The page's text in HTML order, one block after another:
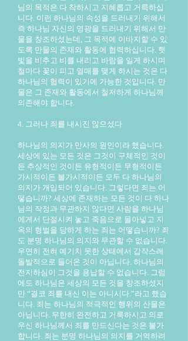
님의 목적은 다 착하시고 지혜롭고 거룩하십
니다. 이런 하나님의 속성을 드러내기 위해서
즉 하나님 자신의 영광을 드러내기 위해서 만
물을 창조하셨는데, 그 목적에 이바지할 수 있
도록 만물의 존재와 활동에 협력하십니다. 햇
빛을 비추고 비를 내리고 바람을 일게 하시며
철마다 꽃이 피고 열매를 맺게 하시는 것은 다
하나님의 협력이 있기에 가능한 것입니다. 만
물은 그 존재와 활동에서 철저하게 하나님께
의존해야 합니다.
4. 그러나 죄를 내시진 않으셨다
하나님의 의지가 만사의 원인이라 했습니다.
세상에 있는 모든 것은 그것이 구체적인 것이
든 추상적인 것이든 유형적이든 무형적이든
가시적이든 불가시적이든 모두 다 하나님의
의지가 개입되어 있습니다. 그렇다면 죄는 어
떻습니까? 세상에 존재하는 모든 것이 다 하나
님의 작정과 무관하지 않다면 사람을 하나님
에게서 단절시켜 놓고 죽음으로 몰아넣고 지
옥의 형벌을 당하게 하는 죄는 어떻습니까? 죄
도 분명 하나님의 의지와 무관할 수 없습니다.
우연히 전혀 예기치 못한 상태에서 갑작스레
돌발적으로 들어온 것이 아닙니다. 하나님의
전지하심이 그것을 용납할 수 없습니다. 그럼
에도 하나님은 세상의 모든 것을 창조하셨지
만 “결코 죄를 내신 이는 아니시다.”라고 했습
니다. 죄는 하나님의 적극적인 행위의 산물은
아닙니다. 무한히 완전하고 거룩하시고 의로
우신 하나님께서 죄를 만드신다는 것은 불가
합니다. 죄는 분명 하나님의 의지를 거역하려